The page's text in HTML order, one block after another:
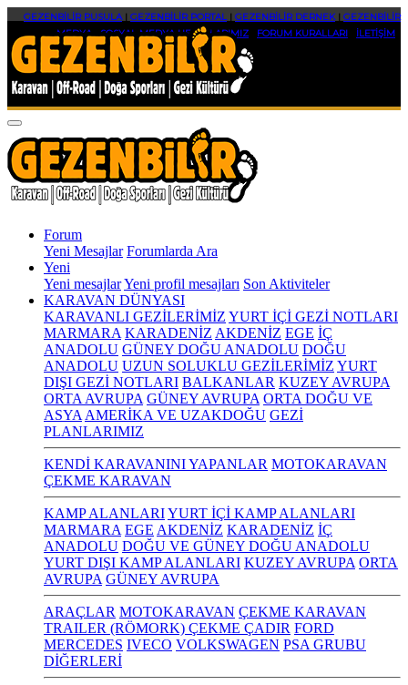
GEZENBİLİR PUSULA| GEZENBİLİR PORTAL| GEZENBİLİR DERNEK| GEZENBİLİR
MEDYA|SOSYAL MEDYA HESAPLARIMIZ FORUM KURALLARI İLETİŞİM
Forum
Yeni Mesajlar Forumlarda Ara
Yeni
Yeni mesajlarYeni profil mesajları Son Aktiviteler
KARAVAN DÜNYASI
KARAVANLI GEZİLERİMİZ YURT İÇİ GEZİ NOTLARI
MARMARA KARADENİZ AKDENİZ EGE İÇ
ANADOLU GÜNEY DOĞU ANADOLU DOĞU
ANADOLU UZUN SOLUKLU GEZİLERİMİZ YURT
DIŞI GEZİ NOTLARI BALKANLAR KUZEY AVRUPA
ORTA AVRUPA GÜNEY AVRUPA ORTA DOĞU VE
ASYA AMERİKA VE UZAKDOĞU GEZİ
PLANLARIMIZ
KENDİ KARAVANINI YAPANLAR MOTOKARAVAN
ÇEKME KARAVAN
KAMP ALANLARIYURT İÇİ KAMP ALANLARI
MARMARA EGE AKDENİZ KARADENİZ İÇ
ANADOLU DOĞU VE GÜNEY DOĞU ANADOLU
YURT DIŞI KAMP ALANLARI KUZEY AVRUPA ORTA
AVRUPA GÜNEY AVRUPA
ARAÇLAR MOTOKARAVAN ÇEKME KARAVAN
TRAILER (RÖMORK) ÇEKME ÇADIR FORD
MERCEDES IVECO VOLKSWAGEN PSA GRUBU
DİĞERLERİ